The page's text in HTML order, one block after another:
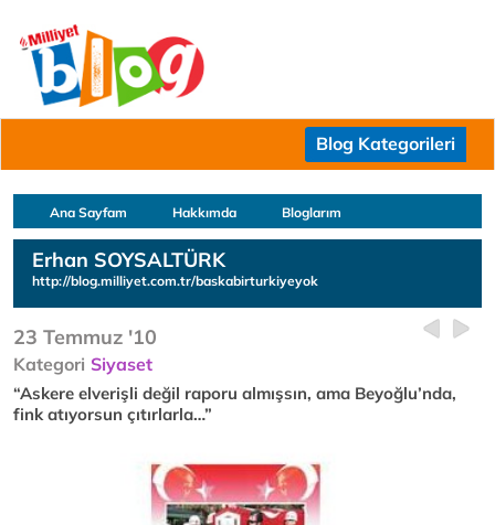
Blog Kategorileri
Ana Sayfam Hakkımda Bloglarım
Erhan SOYSALTÜRK
http://blog.milliyet.com.tr/baskabirturkiyeyok
23 Temmuz '10
Kategori Siyaset
“Askere elverişli değil raporu almışsın, ama Beyoğlu’nda,
fink atıyorsun çıtırlarla…”